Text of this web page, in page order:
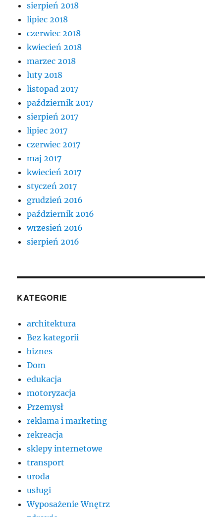
sierpień 2018
lipiec 2018
czerwiec 2018
kwiecień 2018
marzec 2018
luty 2018
listopad 2017
październik 2017
sierpień 2017
lipiec 2017
czerwiec 2017
maj 2017
kwiecień 2017
styczeń 2017
grudzień 2016
październik 2016
wrzesień 2016
sierpień 2016
KATEGORIE
architektura
Bez kategorii
biznes
Dom
edukacja
motoryzacja
Przemysł
reklama i marketing
rekreacja
sklepy internetowe
transport
uroda
usługi
Wyposażenie Wnętrz